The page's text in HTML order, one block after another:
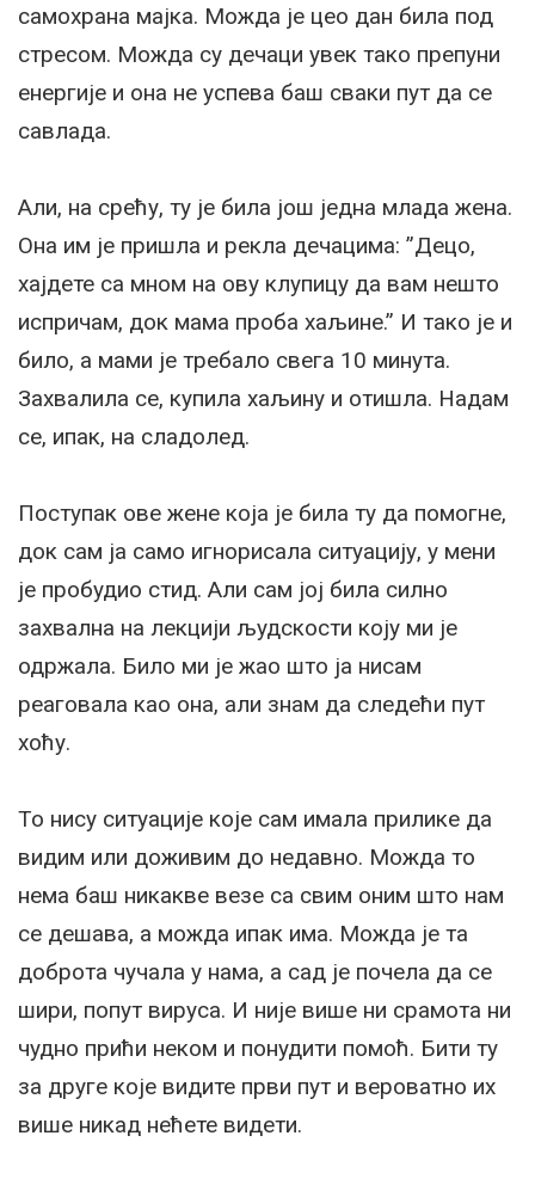
самохрана мајка. Можда је цео дан била под
стресом. Можда су дечаци увек тако препуни
енергије и она не успева баш сваки пут да се
савлада.
Али, на срећу, ту је била још једна млада жена.
Она им је пришла и рекла дечацима: ”Децо,
хајдете са мном на ову клупицу да вам нешто
испричам, док мама проба хаљине.” И тако је и
било, а мами је требало свега 10 минута.
Захвалила се, купила хаљину и отишла. Надам
се, ипак, на сладолед.
Поступак ове жене која је била ту да помогне,
док сам ја само игнорисала ситуацију, у мени
је пробудио стид. Али сам јој била силно
захвална на лекцији људскости коју ми је
одржала. Било ми је жао што ја нисам
реаговала као она, али знам да следећи пут
хоћу.
То нису ситуације које сам имала прилике да
видим или доживим до недавно. Можда то
нема баш никакве везе са свим оним што нам
се дешава, а можда ипак има. Можда је та
доброта чучала у нама, а сад је почела да се
шири, попут вируса. И није више ни срамота ни
чудно прићи неком и понудити помоћ. Бити ту
за друге које видите први пут и вероватно их
више никад нећете видети.